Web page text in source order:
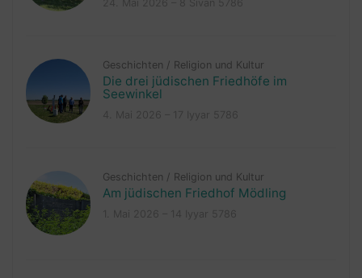
Geschichten / Religion und Kultur
Die drei jüdischen Friedhöfe im
Seewinkel
Geschichten / Religion und Kultur
Am jüdischen Friedhof Mödling